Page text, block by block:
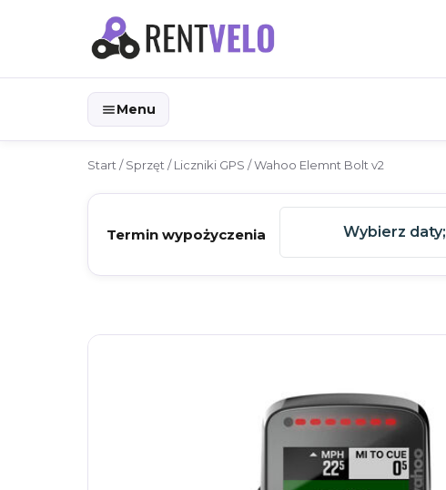
Menu
Start/Sprzęt/Liczniki GPS / Wahoo Elemnt Bolt v2
Termin wypożyczenia Wybierz daty;